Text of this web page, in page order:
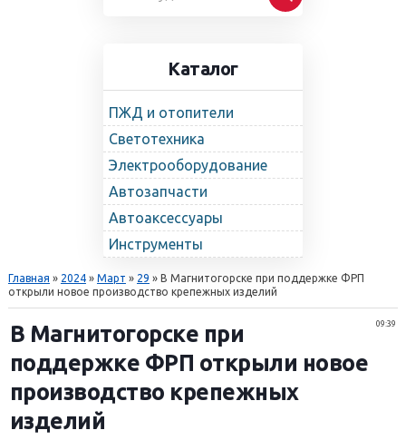
Каталог
ПЖД и отопители
Светотехника
Электрооборудование
Автозапчасти
Автоаксессуары
Инструменты
Главная » 2024 » Март » 29 » В Магнитогорске при поддержке ФРП
открыли новое производство крепежных изделий
09:39
В Магнитогорске при
поддержке ФРП открыли новое
производство крепежных
изделий